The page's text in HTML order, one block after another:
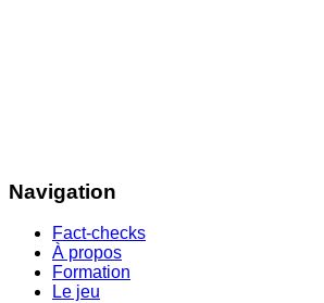
Navigation
Fact-checks
À propos
Formation
Le jeu